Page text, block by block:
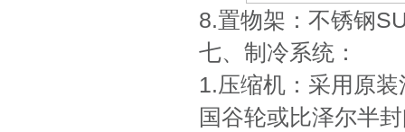
8.置物架：不锈钢
七、制冷系统：
1.压缩机：采用原
国谷轮或比泽尔半